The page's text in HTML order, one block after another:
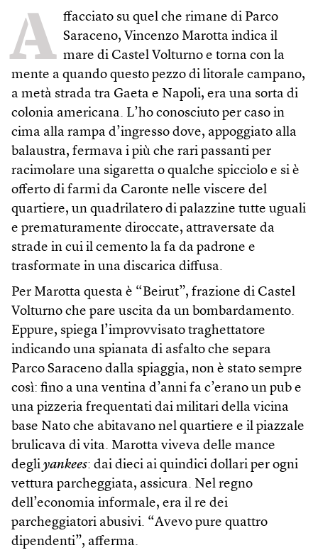
A ffacciato su quel che rimane di Parco
Saraceno, Vincenzo Marotta indica il
mare di Castel Volturno e torna con la
mente a quando questo pezzo di litorale campano,
a metà strada tra Gaeta e Napoli, era una sorta di
colonia americana. L’ho conosciuto per caso in
cima alla rampa d’ingresso dove, appoggiato alla
balaustra, fermava i più che rari passanti per
racimolare una sigaretta o qualche spicciolo e si è
offerto di farmi da Caronte nelle viscere del
quartiere, un quadrilatero di palazzine tutte uguali
e prematuramente diroccate, attraversate da
strade in cui il cemento la fa da padrone e
trasformate in una discarica diffusa.
Per Marotta questa è “Beirut”, frazione di Castel
Volturno che pare uscita da un bombardamento.
Eppure, spiega l’improvvisato traghettatore
indicando una spianata di asfalto che separa
Parco Saraceno dalla spiaggia, non è stato sempre
così: fino a una ventina d’anni fa c’erano un pub e
una pizzeria frequentati dai militari della vicina
base Nato che abitavano nel quartiere e il piazzale
brulicava di vita. Marotta viveva delle mance
degli yankees: dai dieci ai quindici dollari per ogni
vettura parcheggiata, assicura. Nel regno
dell’economia informale, era il re dei
parcheggiatori abusivi. “Avevo pure quattro
dipendenti”, afferma.